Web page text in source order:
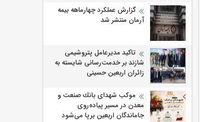
گزارش عملکرد چهارماهه بیمه
آرمان منتشر شد
تاکید مدیرعامل پتروشیمی
شازند بر خدمت‌رسانی شایسته به
زائران اربعین حسینی
موكب شهدای بانك صنعت و
معدن در مسیر پیاده‌روی
جاماندگان اربعین برپا می‌شود